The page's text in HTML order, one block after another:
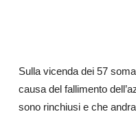
Sulla vicenda dei 57
causa del fallimento
sono rinchiusi e che